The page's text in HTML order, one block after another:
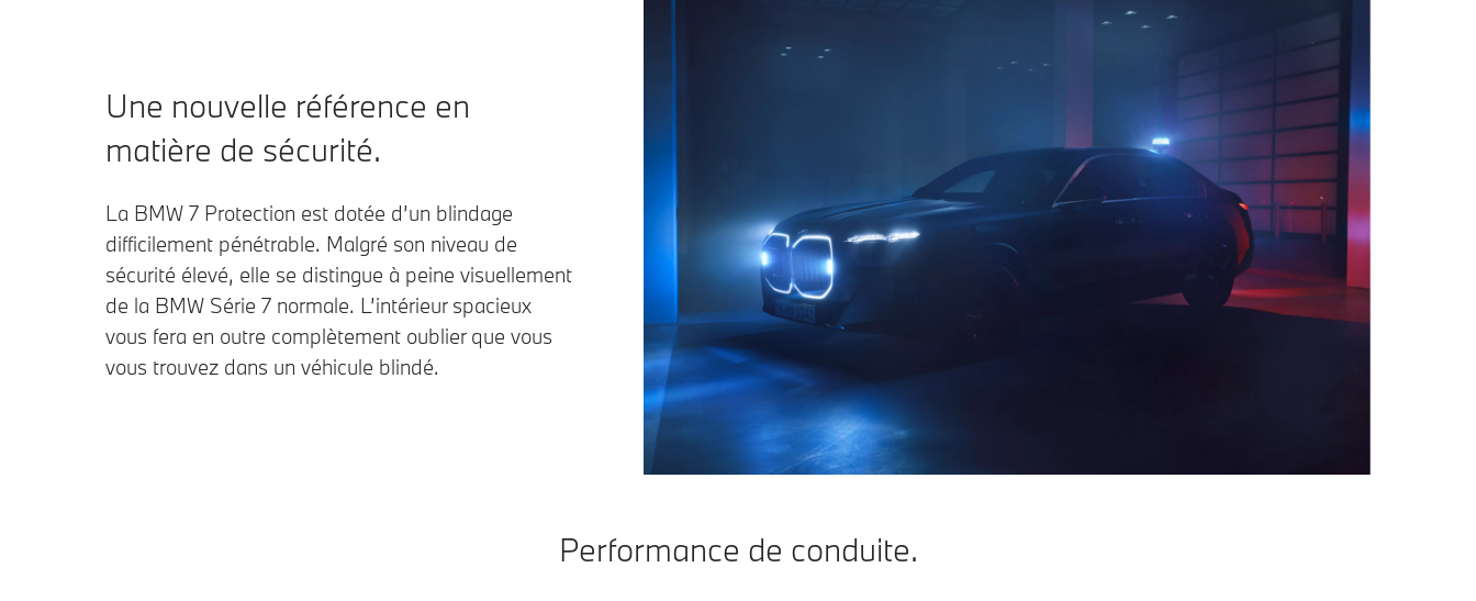
Une nouvelle référence en
matière de sécurité.
La BMW 7 Protection est dotée d’un blindage
difficilement pénétrable. Malgré son niveau de
sécurité élevé, elle se distingue à peine visuellement
de la BMW Série 7 normale. L’intérieur spacieux
vous fera en outre complètement oublier que vous
vous trouvez dans un véhicule blindé.
Performance de conduite.